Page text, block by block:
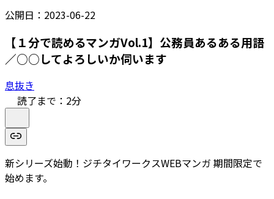
公開日： 2023-06-22
【１分で読めるマンガVol.1】公務員あるある用語
／○○してよろしいか伺います
息抜き
読了まで： 2分
新シリーズ始動！ジチタイワークスWEBマンガ 期間限定で
始めます。